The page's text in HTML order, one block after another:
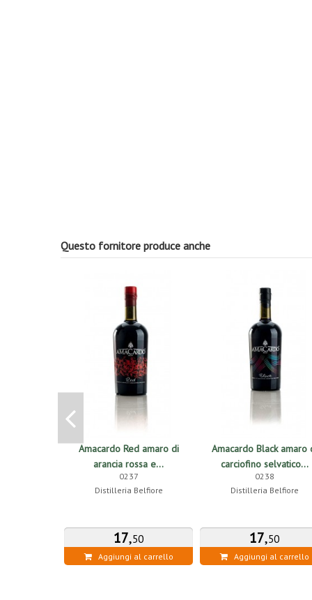
Questo fornitore produce anche
Amacardo Red amaro di
arancia rossa e...
0237
Distilleria Belfiore
17,50
Aggiungi al carrello
Amacardo Black amaro
carciofino selvatico...
0238
Distilleria Belfiore
17,50
Aggiungi al carrello